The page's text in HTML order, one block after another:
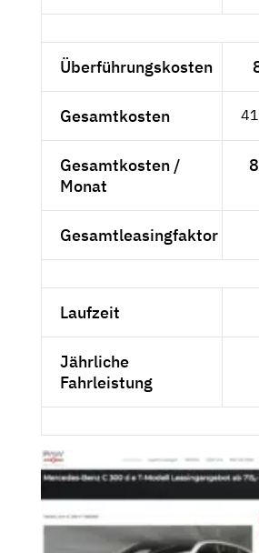
Überführungskosten
Gesamtkosten
Gesamtkosten /
Monat
Gesamtleasingfaktor
Laufzeit
Jährliche
Fahrleistung